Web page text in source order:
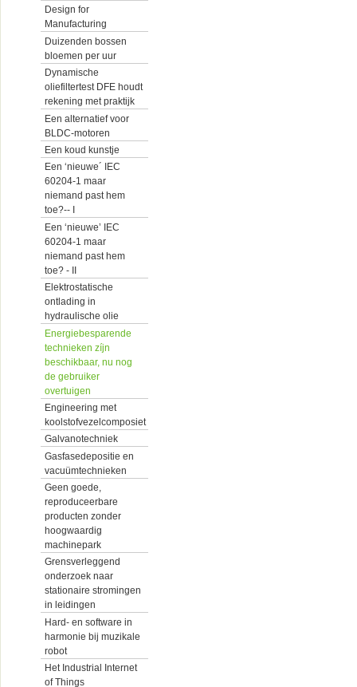
Design for
Manufacturing
Duizenden bossen
bloemen per uur
Dynamische
oliefiltertest DFE houdt
rekening met praktijk
Een alternatief voor
BLDC-motoren
Een koud kunstje
Een ‘nieuwe´ IEC
60204-1 maar
niemand past hem
toe?-- I
Een ‘nieuwe’ IEC
60204-1 maar
niemand past hem
toe? - II
Elektrostatische
ontlading in
hydraulische olie
Energiebesparende
technieken zíjn
beschikbaar, nu nog
de gebruiker
overtuigen
Engineering met
koolstofvezelcomposiet
Galvanotechniek
Gasfasedepositie en
vacuümtechnieken
Geen goede,
reproduceerbare
producten zonder
hoogwaardig
machinepark
Grensverleggend
onderzoek naar
stationaire stromingen
in leidingen
Hard- en software in
harmonie bij muzikale
robot
Het Industrial Internet
of Things